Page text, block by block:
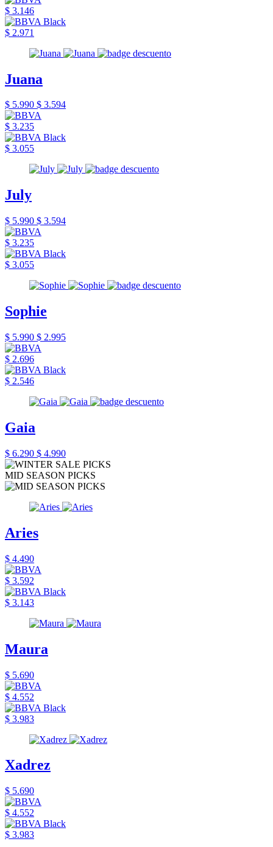
$ 3.146
$ 2.971
Juana
$ 5.990 $ 3.594
$ 3.235
$ 3.055
July
$ 5.990 $ 3.594
$ 3.235
$ 3.055
Sophie
$ 5.990 $ 2.995
$ 2.696
$ 2.546
Gaia
$ 6.290 $ 4.990
MID SEASON PICKS
Aries
$ 4.490
$ 3.592
$ 3.143
Maura
$ 5.690
$ 4.552
$ 3.983
Xadrez
$ 5.690
$ 4.552
$ 3.983